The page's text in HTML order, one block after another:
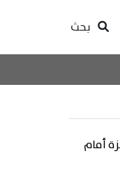
بحث
أمام